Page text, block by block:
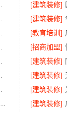
[建筑装修]
[建筑装修]
[教育培训]
[招商加盟]
[建筑装修]
[建筑装修]
[建筑装修]
[建筑装修]